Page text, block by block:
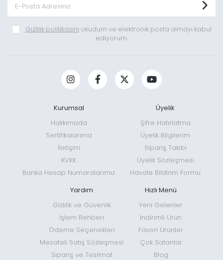
Gizlilik politikasını okudum ve elektronik posta almayı kabul
ediyorum.
Kurumsal
Hakkımızda
Sertifikalarımız
İletişim
KVKK
Banka Hesap Numaralarımız
Üyelik
Şifre Hatırlatma
Üyelik Bilgilerim
Sipariş Takibi
Üyelik Sözleşmesi
Havale Bildirim Formu
Yardım
Gizlilik ve Güvenlik
İşlem Rehberi
Ödeme Seçenekleri
Mesafeli Satış Sözleşmesi
Sipariş ve Teslimat
Hızlı Menü
Yeni Gelenler
İndirimli Ürün
Favori Ürünler
Çok Satanlar
Blog